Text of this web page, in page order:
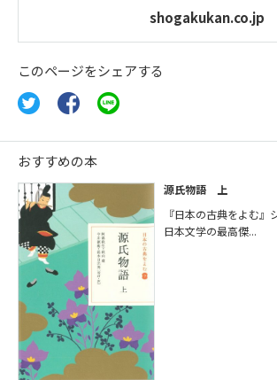
shogakukan.co.jp
このページをシェアする
おすすめの本
源氏物語 上
『日本の古典をよむ』
日本文学の最高傑...